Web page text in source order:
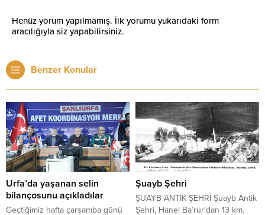
Henüz yorum yapılmamış. İlk yorumu yukarıdaki form
aracılığıyla siz yapabilirsiniz.
Benzer Konular
Urfa’da yaşanan selin
bilançosunu açıkladılar
Geçtiğimiz hafta çarşamba günü
Şuayb Şehri
ŞUAYB ANTİK ŞEHRİ Şuayb Antik
Şehri, Hanel Ba’rur’dan 13 km.